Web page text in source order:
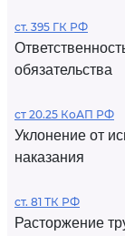
ст. 395 ГК РФ
обязательства
ст 20.25 КоАП РФ
Уклонение от
наказания
ст. 81 ТК РФ
Расторжение